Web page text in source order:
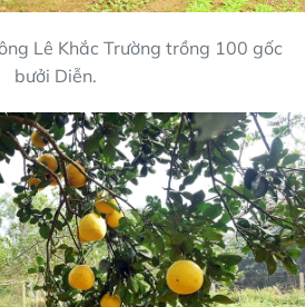
Lê Khắc Trường trồng 100 gốc
bưởi Diễn.